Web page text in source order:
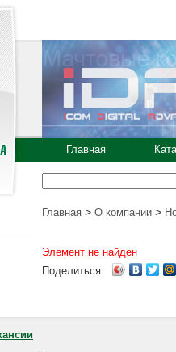
Главная
Главная > О компании >
Элемент не найден
Поделиться: